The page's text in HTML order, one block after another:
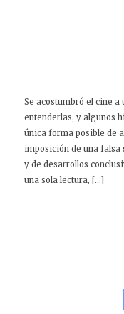
Se acostumbró el cine a
entenderlas, y algunos
única forma posible de
imposición de una falsa
y de desarrollos
una sola lectura, […]